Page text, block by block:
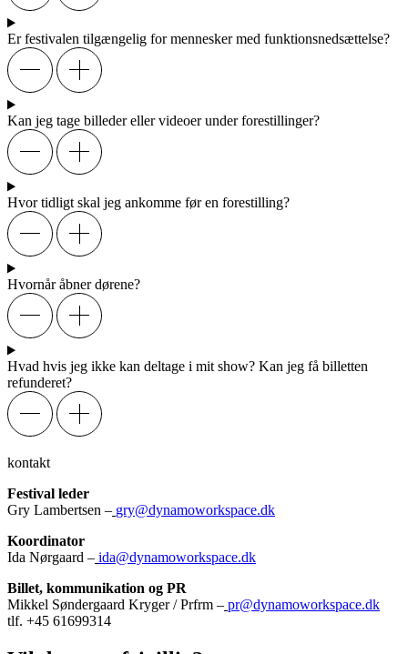
Er festivalen tilgængelig for mennesker med funktionsnedsættelse?
Kan jeg tage billeder eller videoer under forestillinger?
Hvor tidligt skal jeg ankomme før en forestilling?
Hvornår åbner dørene?
Hvad hvis jeg ikke kan deltage i mit show? Kan jeg få billetten
refunderet?
kontakt
Festival leder
Gry Lambertsen – gry@dynamoworkspace.dk
Koordinator
Ida Nørgaard – ida@dynamoworkspace.dk
Billet, kommunikation og PR
Mikkel Søndergaard Kryger / Prfrm – pr@dynamoworkspace.dk
tlf. +45 61699314